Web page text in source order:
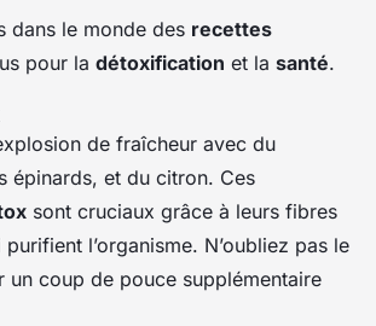
dans le monde des recettes
pour la détoxification et la santé.
de fraîcheur avec du
épinards, et du citron. Ces
sont cruciaux grâce à leurs fibres
l’organisme. N’oubliez pas le
un coup de pouce supplémentaire